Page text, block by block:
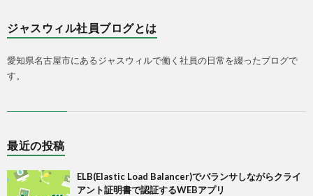
ジャスウィル社員ブログとは
愛知県名古屋市にあるジャスウィルで働く社員の日常を綴ったブログで
す。
最近の投稿
ELB(Elastic Load Balancer)でバランサしながらクライ
アント証明書で認証するWEBアプリ